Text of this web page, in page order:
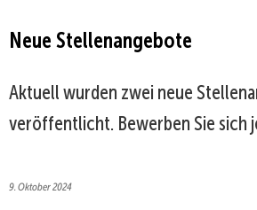
Neue Stellenangebote
Aktuell wurden zwei neue
veröffentlicht. Bewerben Sie sich
9. Oktober 2024